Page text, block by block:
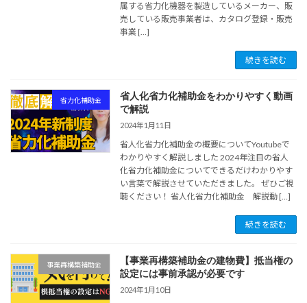
属する省力化機器を製造しているメーカー、販
売している販売事業者は、カタログ登録・販売
事業 […]
続きを読む
省力化補助金
省人化省力化補助金をわかりやすく動画
で解説
2024年1月11日
省人化省力化補助金の概要についてYoutubeで
わかりやすく解説しました 2024年注目の省人
化省力化補助金についてできるだけわかりやす
い言葉で解説させていただきました。 ぜひご視
聴ください！ 省人化省力化補助金 解説動 […]
続きを読む
事業再構築補助金
【事業再構築補助金の建物費】抵当権の
設定には事前承認が必要です
2024年1月10日